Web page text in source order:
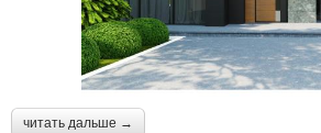
читать дальше →